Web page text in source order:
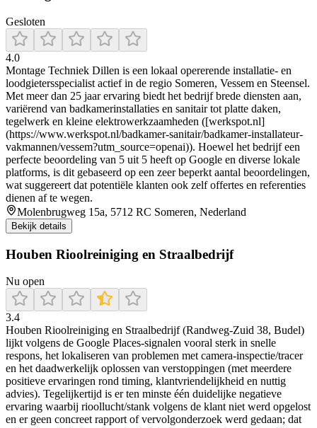
Gesloten
4.0
Montage Techniek Dillen is een lokaal opererende installatie- en
loodgietersspecialist actief in de regio Someren, Vessem en Steensel.
Met meer dan 25 jaar ervaring biedt het bedrijf brede diensten aan,
variërend van badkamerinstallaties en sanitair tot platte daken,
tegelwerk en kleine elektrowerkzaamheden ([werkspot.nl]
(https://www.werkspot.nl/badkamer-sanitair/badkamer-installateur-
vakmannen/vessem?utm_source=openai)). Hoewel het bedrijf een
perfecte beoordeling van 5 uit 5 heeft op Google en diverse lokale
platforms, is dit gebaseerd op een zeer beperkt aantal beoordelingen,
wat suggereert dat potentiële klanten ook zelf offertes en referenties
dienen af te wegen.
Molenbrugweg 15a, 5712 RC Someren, Nederland
Bekijk details
Houben Rioolreiniging en Straalbedrijf
Nu open
3.4
Houben Rioolreiniging en Straalbedrijf (Randweg-Zuid 38, Budel)
lijkt volgens de Google Places-signalen vooral sterk in snelle
respons, het lokaliseren van problemen met camera-inspectie/tracer
en het daadwerkelijk oplossen van verstoppingen (met meerdere
positieve ervaringen rond timing, klantvriendelijkheid en nuttig
advies). Tegelijkertijd is er ten minste één duidelijke negatieve
ervaring waarbij rioollucht/stank volgens de klant niet werd opgelost
en er geen concreet rapport of vervolgonderzoek werd gedaan; dat